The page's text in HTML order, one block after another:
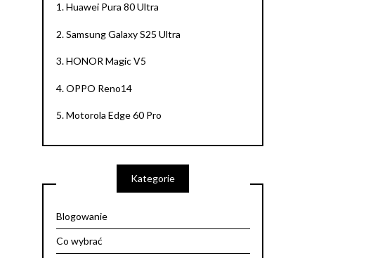
1.Huawei Pura 80 Ultra
2.Samsung Galaxy S25 Ultra
3.HONOR Magic V5
4.OPPO Reno14
5.Motorola Edge 60 Pro
Kategorie
Blogowanie
Co wybrać